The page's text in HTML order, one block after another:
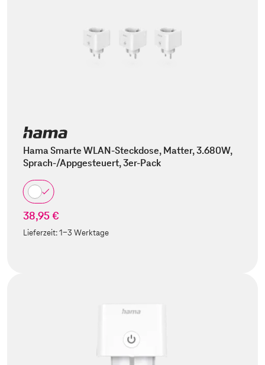
Hama Smarte WLAN-Steckdose, Matter, 3.680W,
Sprach-/Appgesteuert, 3er-Pack
38,95 €
Lieferzeit:1-3 Werktage